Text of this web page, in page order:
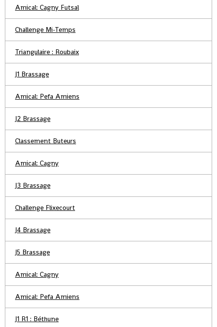
Amical: Cagny Futsal
Challenge Mi-Temps
Triangulaire : Roubaix
J1 Brassage
Amical: Pefa Amiens
J2 Brassage
Classement Buteurs
Amical: Cagny
J3 Brassage
Challenge Flixecourt
J4 Brassage
J5 Brassage
Amical: Cagny
Amical: Pefa Amiens
J1 R1 : Béthune